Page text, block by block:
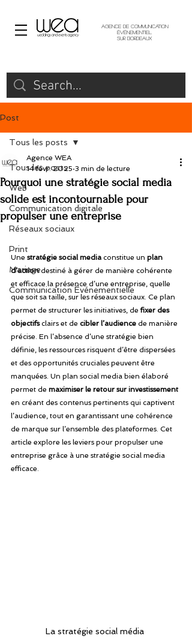
Agence de communication
événementiel
sur Bordeaux
Post
Tous les posts
Web
Communication digitale
Réseaux sociaux
Print
Mariage
Communication Événementielle
Tous les posts
Pourquoi une stratégie social media
solide est incontournable pour
propulser une entreprise
Agence WEA
14 févr. 2025 3 min de lecture
Une stratégie social media constitue un plan
d’action destiné à gérer de manière cohérente
et efficace la présence d’une entreprise, quelle
que soit sa taille, sur les réseaux sociaux. Ce plan
permet de structurer les initiatives, de fixer des
objectifs clairs et de cibler l’audience de manière
précise. En l’absence d’une stratégie bien
définie, les ressources risquent d’être dispersées
et des opportunités cruciales peuvent être
manquées. Un plan social media bien élaboré
permet de maximiser le retour sur investissement
en créant des contenus pertinents qui captivent
l’audience, tout en garantissant une cohérence
de marque sur l’ensemble des plateformes. Cet
article explore les leviers pour propulser une
entreprise grâce à une stratégie social media
efficace.
La stratégie social média